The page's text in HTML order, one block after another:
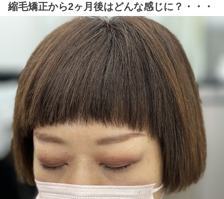
縮毛矯正から2ヶ月後はどんな感じに？・・・